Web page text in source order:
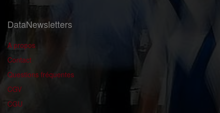
DataNewsletters
A propos
Contact
Questions fréquentes
CGV
CGU